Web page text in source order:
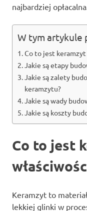
najbardziej opłacalna.
W tym artykule
Co to jest keramzyt
Jakie są etapy
Jakie są zalety
keramzytu?
Jakie są wady
Jakie są koszty
Co to jest
Keramzyt to
lekkiej glinki w